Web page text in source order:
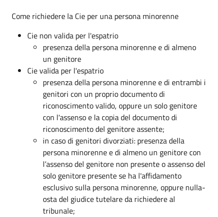
Come richiedere la Cie per una persona minorenne
Cie non valida per l'espatrio
presenza della persona minorenne e di almeno
un genitore
Cie valida per l'espatrio
presenza della persona minorenne e di entrambi i
genitori con un proprio documento di
riconoscimento valido, oppure un solo genitore
con l'assenso e la copia del documento di
riconoscimento del genitore assente;
in caso di genitori divorziati: presenza della
persona minorenne e di almeno un genitore con
l’assenso del genitore non presente o assenso del
solo genitore presente se ha l'affidamento
esclusivo sulla persona minorenne, oppure nulla-
osta del giudice tutelare da richiedere al
tribunale;